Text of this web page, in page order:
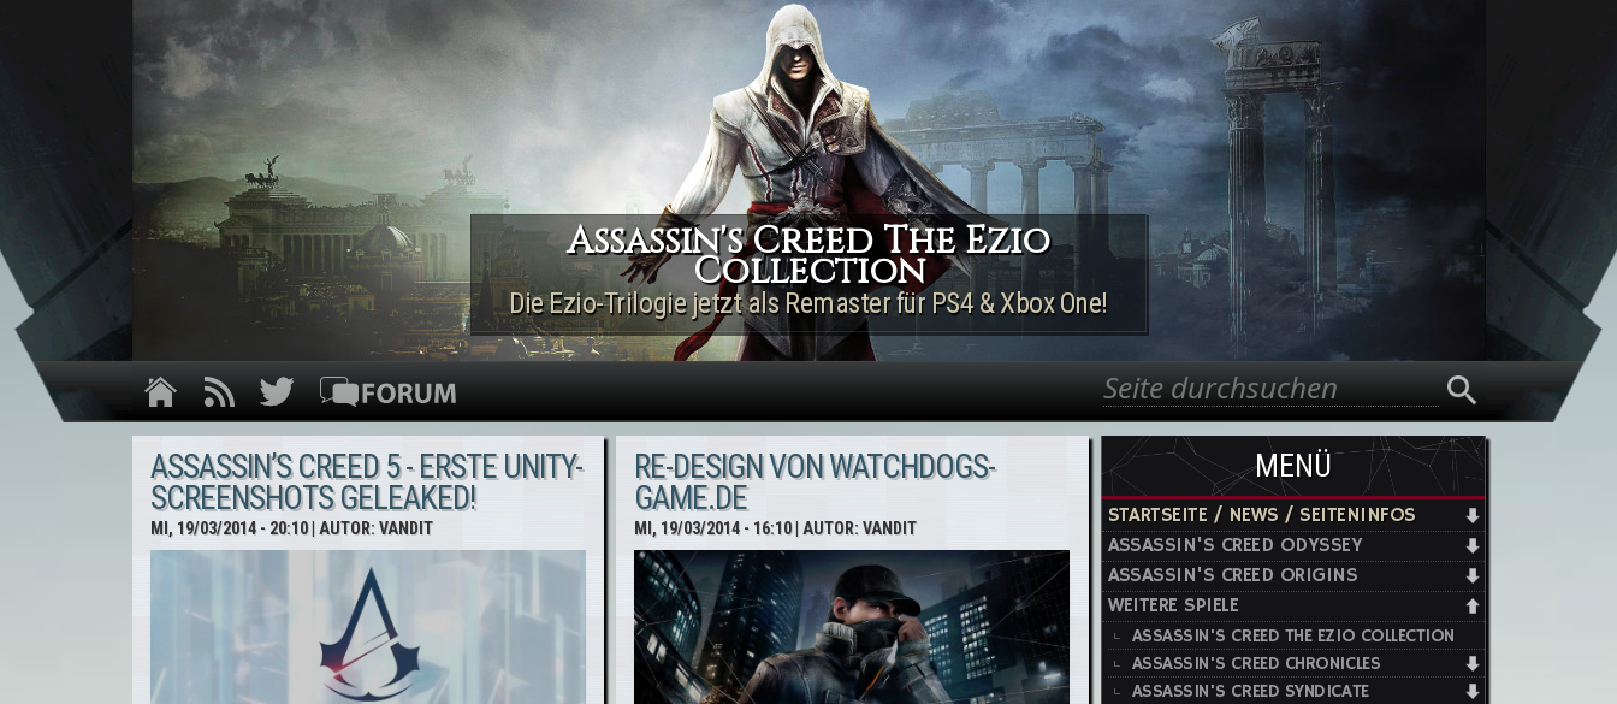
Direkt zum Inhalt
Assassin's Creed The Ezio
Collection
Die Ezio-Trilogie jetzt als Remaster für PS4 & Xbox One!
Suchformular
Suche
ASSASSIN’S CREED 5 - ERSTE UNITY-
SCREENSHOTS GELEAKED!
MI, 19/03/2014 - 20:10| AUTOR:VANDIT
RE-DESIGN VON WATCHDOGS-
GAME.DE
MI, 19/03/2014 - 16:10| AUTOR:VANDIT
MENÜ
STARTSEITE / NEWS / SEITENINFOS
ASSASSIN'S CREED ODYSSEY
ASSASSIN'S CREED ORIGINS
WEITERE SPIELE
ASSASSIN'S CREED THE EZIO COLLECTION
ASSASSIN'S CREED CHRONICLES
ASSASSIN'S CREED SYNDICATE